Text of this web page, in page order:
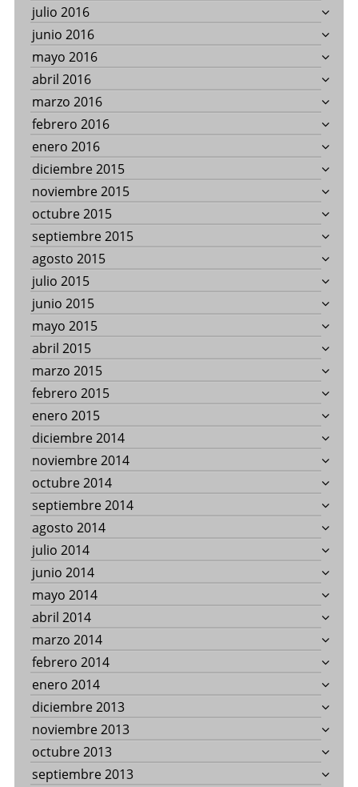
julio 2016
junio 2016
mayo 2016
abril 2016
marzo 2016
febrero 2016
enero 2016
diciembre 2015
noviembre 2015
octubre 2015
septiembre 2015
agosto 2015
julio 2015
junio 2015
mayo 2015
abril 2015
marzo 2015
febrero 2015
enero 2015
diciembre 2014
noviembre 2014
octubre 2014
septiembre 2014
agosto 2014
julio 2014
junio 2014
mayo 2014
abril 2014
marzo 2014
febrero 2014
enero 2014
diciembre 2013
noviembre 2013
octubre 2013
septiembre 2013